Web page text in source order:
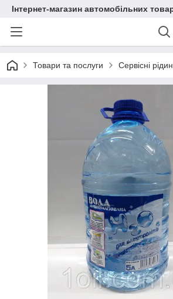
Інтернет-магазин автомобільних
Товари та послуги Сервісні